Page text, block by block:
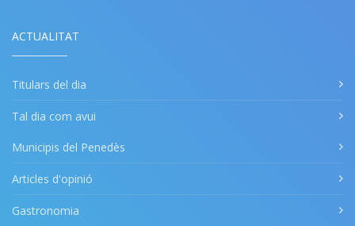
ACTUALITAT
Titulars del dia
Tal dia com avui
Municipis del Penedès
Articles d'opinió
Gastronomia